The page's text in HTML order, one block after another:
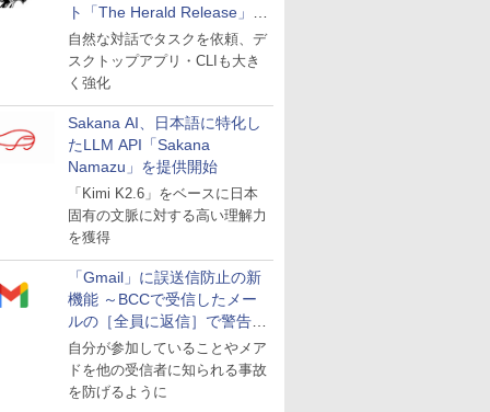
ト「The Herald Release」が
公開
自然な対話でタスクを依頼、デ
スクトップアプリ・CLIも大き
く強化
Sakana AI、日本語に特化し
たLLM API「Sakana
Namazu」を提供開始
「Kimi K2.6」をベースに日本
固有の文脈に対する高い理解力
を獲得
「Gmail」に誤送信防止の新
機能 ～BCCで受信したメー
ルの［全員に返信］で警告を
表示
自分が参加していることやメア
ドを他の受信者に知られる事故
を防げるように